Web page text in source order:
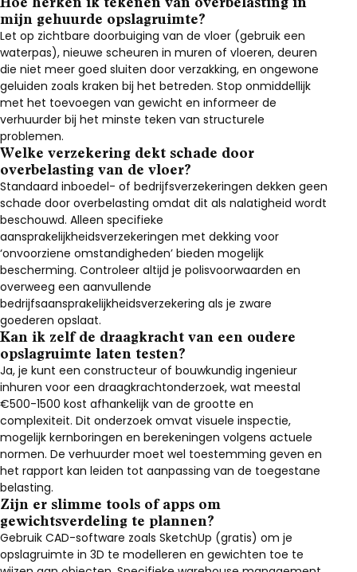
mijn gehuurde opslagruimte?
Let op zichtbare doorbuiging van de vloer (gebruik een
waterpas), nieuwe scheuren in muren of vloeren, deuren
die niet meer goed sluiten door verzakking, en ongewone
geluiden zoals kraken bij het betreden. Stop onmiddellijk
met het toevoegen van gewicht en informeer de
verhuurder bij het minste teken van structurele
problemen.
Welke verzekering dekt schade door
overbelasting van de vloer?
Standaard inboedel- of bedrijfsverzekeringen dekken geen
schade door overbelasting omdat dit als nalatigheid wordt
beschouwd. Alleen specifieke
aansprakelijkheidsverzekeringen met dekking voor
‘onvoorziene omstandigheden’ bieden mogelijk
bescherming. Controleer altijd je polisvoorwaarden en
overweeg een aanvullende
bedrijfsaansprakelijkheidsverzekering als je zware
goederen opslaat.
Kan ik zelf de draagkracht van een oudere
opslagruimte laten testen?
Ja, je kunt een constructeur of bouwkundig ingenieur
inhuren voor een draagkrachtonderzoek, wat meestal
€500-1500 kost afhankelijk van de grootte en
complexiteit. Dit onderzoek omvat visuele inspectie,
mogelijk kernboringen en berekeningen volgens actuele
normen. De verhuurder moet wel toestemming geven en
het rapport kan leiden tot aanpassing van de toegestane
belasting.
Zijn er slimme tools of apps om
gewichtsverdeling te plannen?
Gebruik CAD-software zoals SketchUp (gratis) om je
opslagruimte in 3D te modelleren en gewichten toe te